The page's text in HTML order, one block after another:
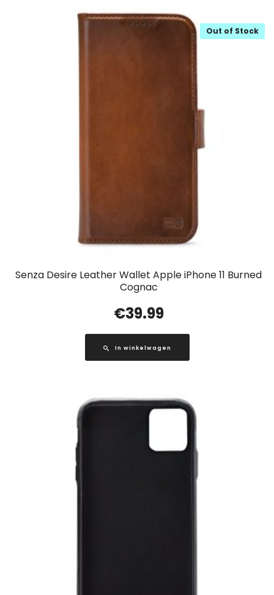
Senza Desire Leather Wallet Apple iPhone 11 Burned
Cognac
Out of Stock
€39.99
In winkelwagen